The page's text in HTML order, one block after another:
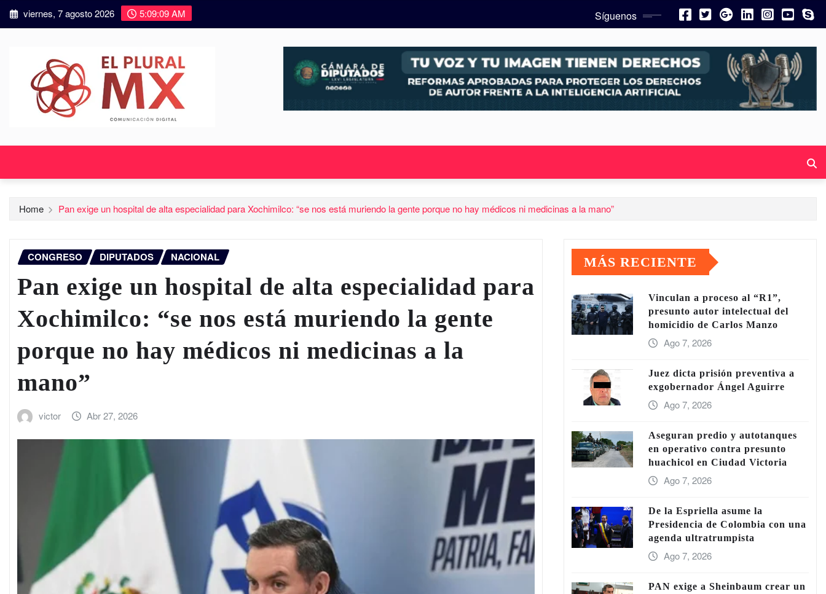
viernes, 7 agosto 2026 5:09:10 AM Síguenos
Home Pan exige un hospital de alta especialidad para Xochimilco: “se nos está muriendo la gente porque no hay médicos ni medicinas a la mano”
CONGRESO DIPUTADOS NACIONAL
Pan exige un hospital de alta especialidad para
Xochimilco: “se nos está muriendo la gente
porque no hay médicos ni medicinas a la
mano”
victor Abr 27, 2026
MÁS RECIENTE
Vinculan a proceso al “R1”,
presunto autor intelectual del
homicidio de Carlos Manzo
Ago 7, 2026
Juez dicta prisión preventiva a
exgobernador Ángel Aguirre
Ago 7, 2026
Aseguran predio y autotanques
en operativo contra presunto
huachicol en Ciudad Victoria
Ago 7, 2026
De la Espriella asume la
Presidencia de Colombia con una
agenda ultratrumpista
Ago 7, 2026
PAN exige a Sheinbaum crear un